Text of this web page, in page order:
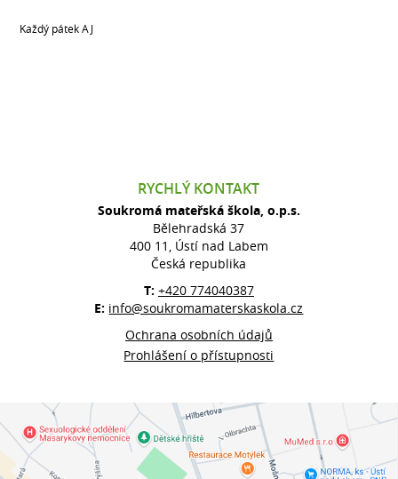
Každý pátek AJ
RYCHLÝ KONTAKT
Soukromá mateřská škola, o.p.s.
Bělehradská 37
400 11, Ústí nad Labem
Česká republika
T: +420 774040387
E: info@soukromamaterskaskola.cz
Ochrana osobních údajů
Prohlášení o přístupnosti